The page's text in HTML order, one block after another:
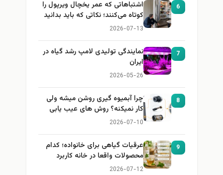
6
اشتباهاتی که عمر یخچال ویرپول را
کوتاه می‌کنند؛ نکاتی که باید بدانید
2026-07-13
7
نمایندگی تولیدی لامپ رشد گیاه در
ایران
2026-05-26
8
چرا آبمیوه گیری روشن میشه ولی
کار نمیکنه؟ روش های عیب یابی
2026-07-10
9
عرقیات گیاهی برای خانواده؛ کدام
محصولات واقعا در خانه کاربرد
دارند؟
2026-07-12